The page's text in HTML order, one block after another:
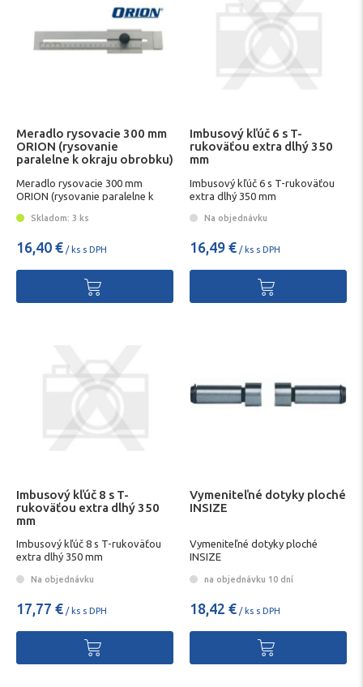
Meradlo rysovacie 300 mm
ORION (rysovanie
paralelne k okraju obrobku)
Meradlo rysovacie 300 mm
ORION (rysovanie paralelne k
Skladom: 3 ks
16,40 € / ks s DPH
Imbusový kľúč 6 s T-
rukoväťou extra dlhý 350
mm
Imbusový kľúč 6 s T-rukoväťou
extra dlhý 350 mm
Na objednávku
16,49 € / ks s DPH
Imbusový kľúč 8 s T-
rukoväťou extra dlhý 350
mm
Imbusový kľúč 8 s T-rukoväťou
extra dlhý 350 mm
Na objednávku
17,77 € / ks s DPH
Vymeniteľné dotyky ploché
INSIZE
Vymeniteľné dotyky ploché
INSIZE
na objednávku 10 dní
18,42 € / ks s DPH